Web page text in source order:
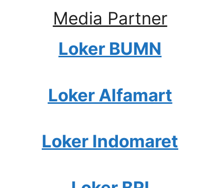
Media Partner
Loker BUMN
Loker Alfamart
Loker Indomaret